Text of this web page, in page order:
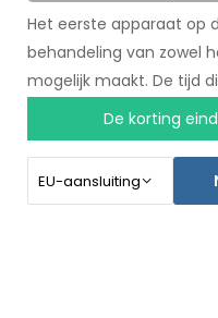
Het eerste apparaat op
behandeling van zowel
mogelijk maakt. De tijd
behandeling is
langdurige effect van
gebleven. Met een
meer afhankelijk van
De korting